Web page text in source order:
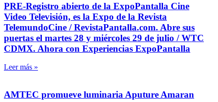
PRE-Registro abierto de la ExpoPantalla Cine
Video Televisión, es la Expo de la Revista
TelemundoCine / RevistaPantalla.com. Abre sus
puertas el martes 28 y miércoles 29 de julio / WTC
CDMX. Ahora con Experiencias ExpoPantalla
Leer más »
AMTEC promueve luminaria Aputure Amaran